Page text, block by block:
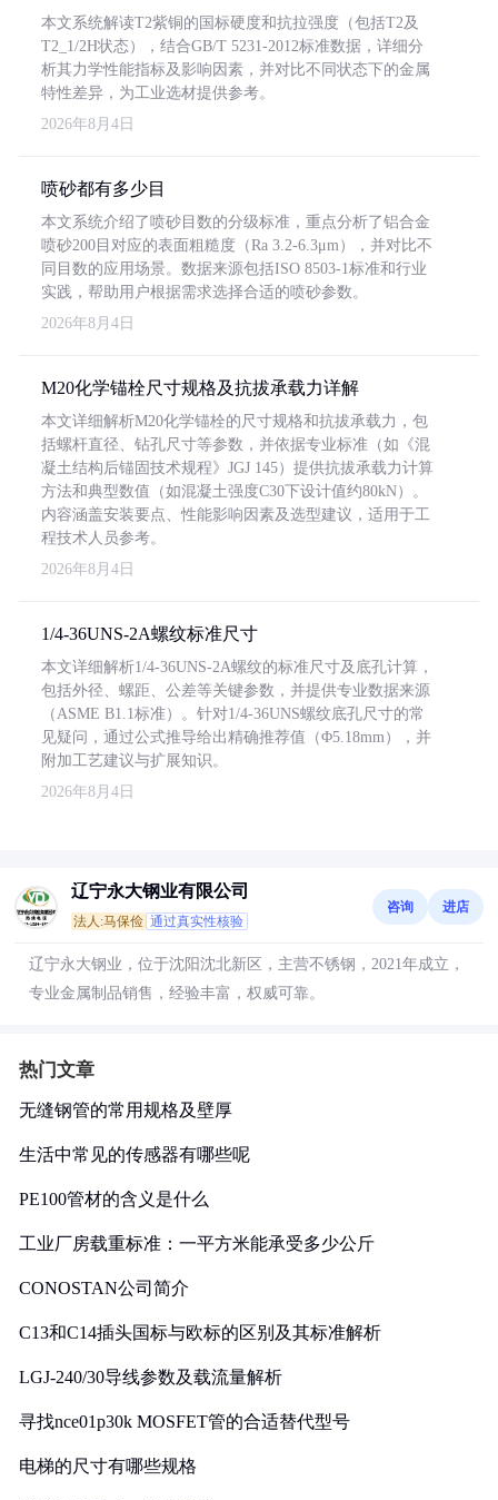
本文系统解读T2紫铜的国标硬度和抗拉强度（包括T2及
T2_1/2H状态），结合GB/T 5231-2012标准数据，详细分
析其力学性能指标及影响因素，并对比不同状态下的金属
特性差异，为工业选材提供参考。
2026年8月4日
喷砂都有多少目
本文系统介绍了喷砂目数的分级标准，重点分析了铝合金
喷砂200目对应的表面粗糙度（Ra 3.2-6.3μm），并对比不
同目数的应用场景。数据来源包括ISO 8503-1标准和行业
实践，帮助用户根据需求选择合适的喷砂参数。
2026年8月4日
M20化学锚栓尺寸规格及抗拔承载力详解
本文详细解析M20化学锚栓的尺寸规格和抗拔承载力，包
括螺杆直径、钻孔尺寸等参数，并依据专业标准（如《混
凝土结构后锚固技术规程》JGJ 145）提供抗拔承载力计算
方法和典型数值（如混凝土强度C30下设计值约80kN）。
内容涵盖安装要点、性能影响因素及选型建议，适用于工
程技术人员参考。
2026年8月4日
1/4-36UNS-2A螺纹标准尺寸
本文详细解析1/4-36UNS-2A螺纹的标准尺寸及底孔计算，
包括外径、螺距、公差等关键参数，并提供专业数据来源
（ASME B1.1标准）。针对1/4-36UNS螺纹底孔尺寸的常
见疑问，通过公式推导给出精确推荐值（Φ5.18mm），并
附加工艺建议与扩展知识。
2026年8月4日
辽宁永大钢业有限公司
法人:马保俭 通过真实性核验
咨询 进店
辽宁永大钢业，位于沈阳沈北新区，主营不锈钢，2021年成立，
专业金属制品销售，经验丰富，权威可靠。
热门文章
无缝钢管的常用规格及壁厚
生活中常见的传感器有哪些呢
PE100管材的含义是什么
工业厂房载重标准：一平方米能承受多少公斤
CONOSTAN公司简介
C13和C14插头国标与欧标的区别及其标准解析
LGJ-240/30导线参数及载流量解析
寻找nce01p30k MOSFET管的合适替代型号
电梯的尺寸有哪些规格